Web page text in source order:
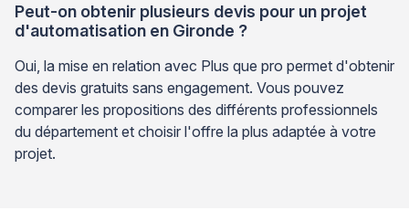
Peut-on obtenir plusieurs devis pour un projet
d'automatisation en Gironde ?
Oui, la mise en relation avec Plus que pro permet d'obtenir
des devis gratuits sans engagement. Vous pouvez
comparer les propositions des différents professionnels
du département et choisir l'offre la plus adaptée à votre
projet.